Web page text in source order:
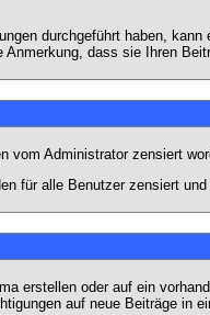
durchgeführt haben,
Anmerkung, dass sie Ihren
vom Administrator zensiert
für alle Benutzer zensiert
erstellen oder auf ein
auf neue Beiträge in